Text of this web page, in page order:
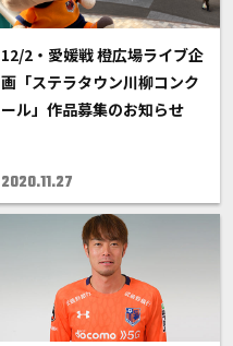
12/2・愛媛戦 橙広場ライブ企
画「ステラタウン川柳コンク
ール」作品募集のお知らせ
2020.11.27